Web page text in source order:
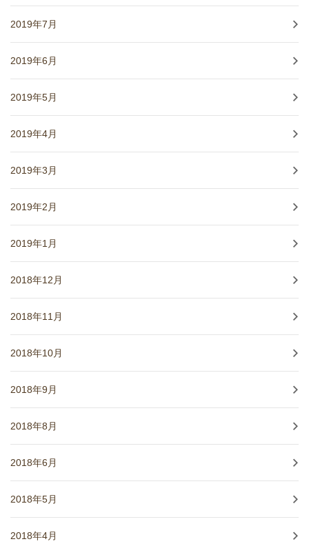
2019年7月
2019年6月
2019年5月
2019年4月
2019年3月
2019年2月
2019年1月
2018年12月
2018年11月
2018年10月
2018年9月
2018年8月
2018年6月
2018年5月
2018年4月